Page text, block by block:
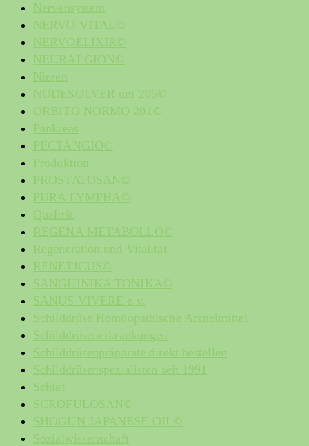
Nervensystem
NERVO VITAL©
NERVOELIXIR©
NEURALGION©
Nieren
NODESOLVER uni 205©
ORBITO NORMO 201©
Pankreas
PECTANGIO©
Produktion
PROSTATOSAN©
PURA LYMPHA©
Qualität
REGENA METABOLLO©
Regeneration und Vitalität
RENETICUS©
SANGUINIKA TONIKA©
SANUS VIVERE e.v.
Schilddrüse Homöopathische Arzneimittel
Schilddrüsenerkrankungen
Schilddrüsenpräparate direkt bestellen
Schilddrüsenspezialisten seit 1991
Schlaf
SCROFULOSAN©
SHOGUN JAPANESE OIL©
Sozialwissenschaft